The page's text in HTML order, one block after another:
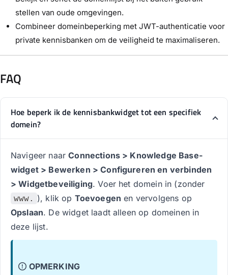
stellen van oude omgevingen.
Combineer domeinbeperking met JWT-authenticatie voor
private kennisbanken om de veiligheid te maximaliseren.
FAQ
Hoe beperk ik de kennisbankwidget tot een specifiek
domein?
Navigeer naarConnections > Knowledge Base-
widget > Bewerken > Configureren en verbinden
> Widgetbeveiliging. Voer het domein in (zonder
www. ), klik op Toevoegen en vervolgens op
Opslaan. De widget laadt alleen op domeinen in
deze lijst.
OPMERKING